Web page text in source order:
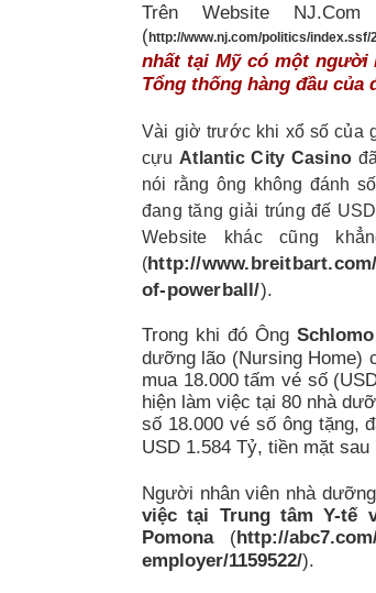
Trên Website
(http://www.nj.com/politics/
nhất tại Mỹ có một người
Tổng thống hàng đầu của
Vài giờ trước khi xổ số của
cựu Atlantic City Casino
nói rằng ông không đánh
đang tăng giải trúng đế
Website khác cũng
(http://
of-powerball/).
Trong khi đó Ông
dưỡng lão (Nursing Home)
mua 18.000 tấm vé số
hiện làm việc tại 80 nhà
số 18.000 vé số ông tặng,
USD 1.584 Tỷ, tiền mặt
Người nhân viên nhà
việc tại Trung tâm Y-tế
Pomona(http://
employer/1159522/).